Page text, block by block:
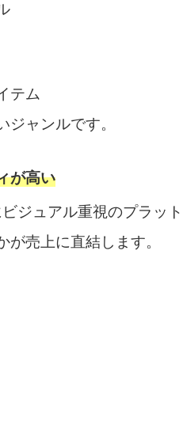
テム
ジャンルです。
が高い
ジュアル重視のプラッ
が売上に直結します。